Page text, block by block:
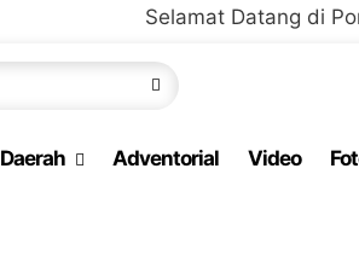
Selamat Datang di Portal Resmi
Daerah Adventorial Video